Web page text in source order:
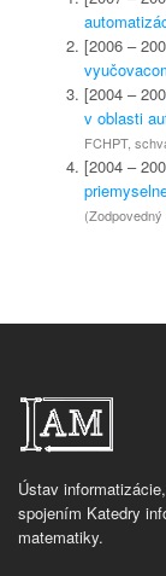
[2006 –
[2004 –
v oblasti
FCHPT,
[2004 –
Ústav
spojením Katedry
matematiky.